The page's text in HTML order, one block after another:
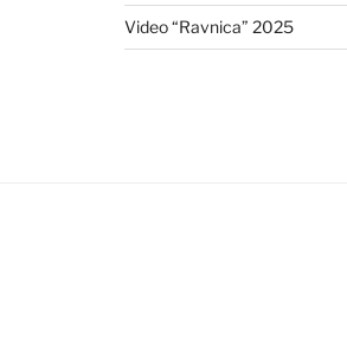
Video “Ravnica” 2025